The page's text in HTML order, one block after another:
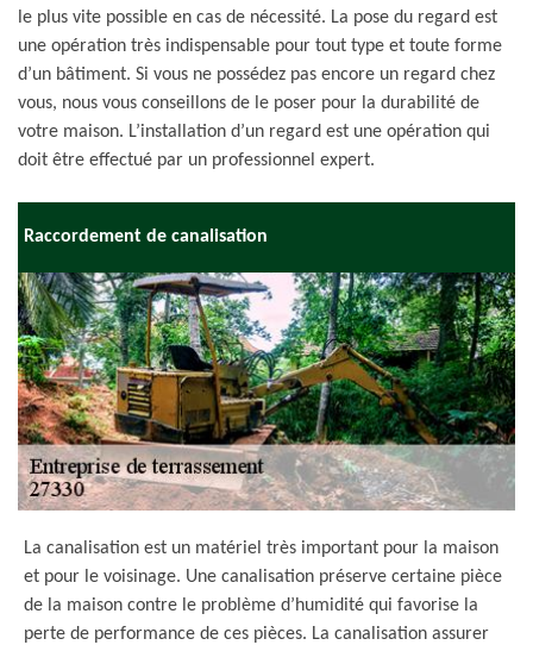
le plus vite possible en cas de nécessité. La pose du regard est
une opération très indispensable pour tout type et toute forme
d’un bâtiment. Si vous ne possédez pas encore un regard chez
vous, nous vous conseillons de le poser pour la durabilité de
votre maison. L’installation d’un regard est une opération qui
doit être effectué par un professionnel expert.
Raccordement de canalisation
La canalisation est un matériel très important pour la maison
et pour le voisinage. Une canalisation préserve certaine pièce
de la maison contre le problème d’humidité qui favorise la
perte de performance de ces pièces. La canalisation assurer